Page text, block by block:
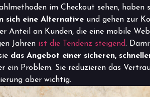
im Checkout sehen, haben
sich eine Alternative und gehen zur
Anteil an Kunden, die eine mobile
Jahren ist die Tendenz steigend.
das Angebot einer sicheren,
ein Problem. Sie reduzieren das
aber wichtig.